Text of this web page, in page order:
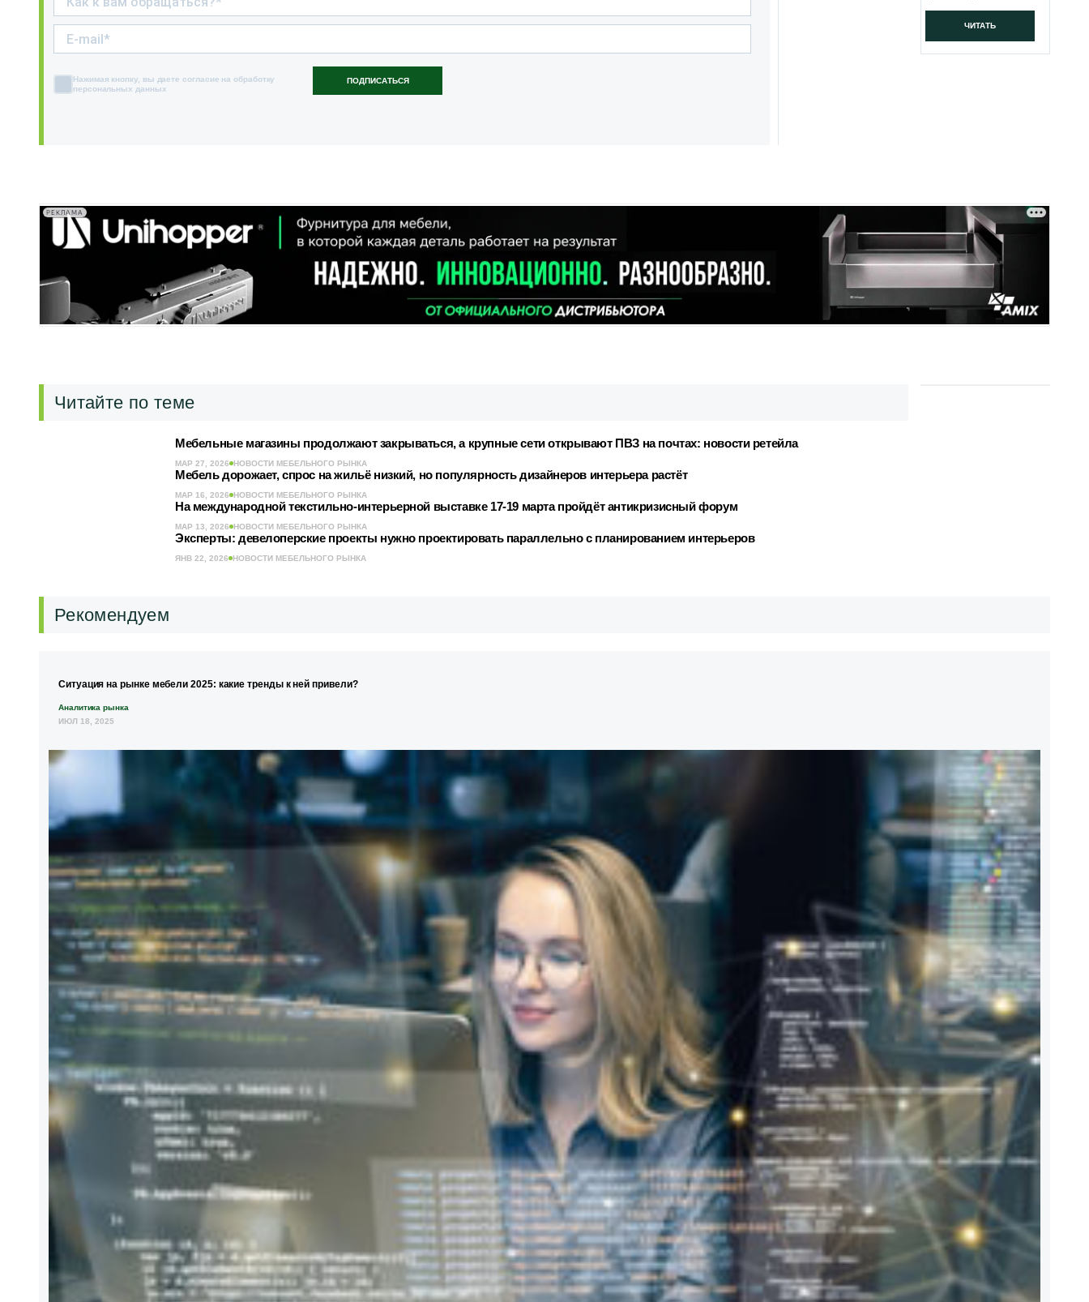
ПОДПИСАТЬСЯ
Нажимая кнопку, вы даете согласие на обработку
персональных данных
ЧИТАТЬ
РЕКЛАМА
Читайте по теме
Мебельные магазины продолжают закрываться, а крупные сети открывают ПВЗ на почтах: новости ретейла
МАР 27, 2026 НОВОСТИ МЕБЕЛЬНОГО РЫНКА
Мебель дорожает, спрос на жильё низкий, но популярность дизайнеров интерьера растёт
МАР 16, 2026 НОВОСТИ МЕБЕЛЬНОГО РЫНКА
На международной текстильно-интерьерной выставке 17-19 марта пройдёт антикризисный форум
МАР 13, 2026 НОВОСТИ МЕБЕЛЬНОГО РЫНКА
Эксперты: девелоперские проекты нужно проектировать параллельно с планированием интерьеров
ЯНВ 22, 2026 НОВОСТИ МЕБЕЛЬНОГО РЫНКА
Рекомендуем
Ситуация на рынке мебели 2025: какие тренды к ней привели?
Аналитика рынка
ИЮЛ 18, 2025